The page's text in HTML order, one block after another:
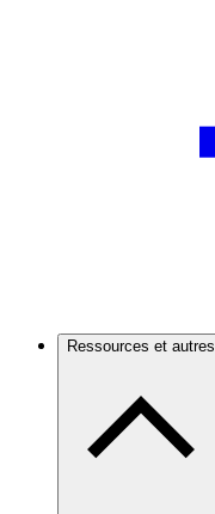
Ressources et autres